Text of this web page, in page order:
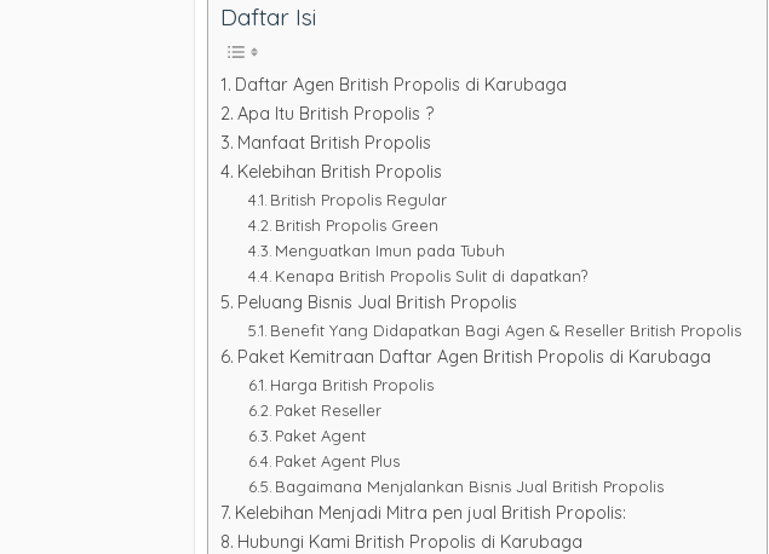
Daftar Isi
Daftar Agen British Propolis di Karubaga
Apa Itu British Propolis ?
Manfaat British Propolis
Kelebihan British Propolis
British Propolis Regular
British Propolis Green
Menguatkan Imun pada Tubuh
Kenapa British Propolis Sulit di dapatkan?
Peluang Bisnis Jual British Propolis
Benefit Yang Didapatkan Bagi Agen & Reseller British Propolis
Paket Kemitraan Daftar Agen British Propolis di Karubaga
Harga British Propolis
Paket Reseller
Paket Agent
Paket Agent Plus
Bagaimana Menjalankan Bisnis Jual British Propolis
Kelebihan Menjadi Mitra pen jual British Propolis:
Hubungi Kami British Propolis di Karubaga